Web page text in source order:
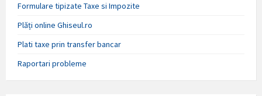
Formulare tipizate Taxe si Impozite
Plăți online Ghiseul.ro
Plati taxe prin transfer bancar
Raportari probleme